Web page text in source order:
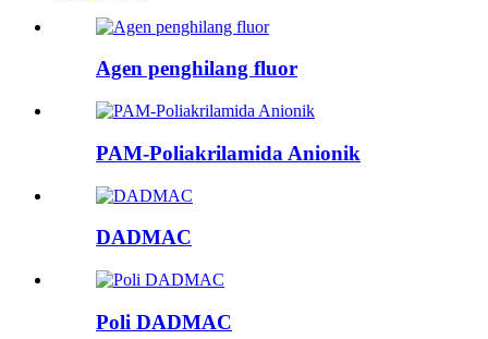
Agen penghilang fluor
PAM-Poliakrilamida Anionik
DADMAC
Poli DADMAC